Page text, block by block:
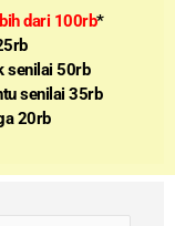
dari 100rb*
senilai 50rb
senilai 35rb
20rb